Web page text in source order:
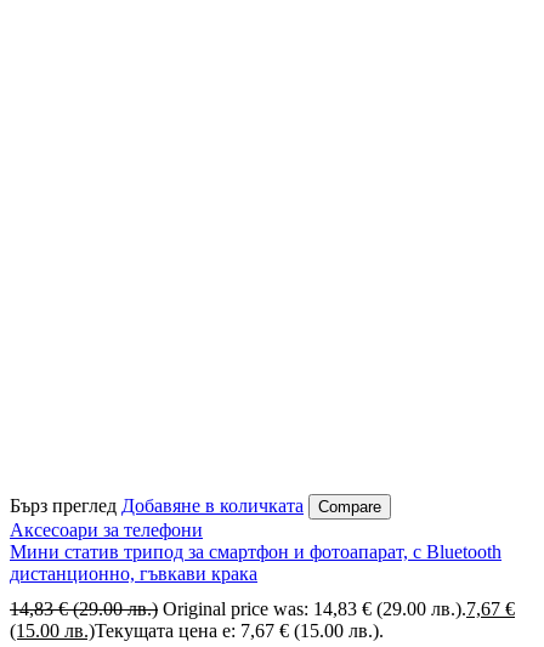
Бърз преглед Добавяне в количката Compare
Аксесоари за телефони
Мини статив трипод за смартфон и фотоапарат, с Bluetooth
дистанционно, гъвкави крака
14,83€ (29.00 лв.) Original price was: 14,83 € (29.00 лв.).7,67 €
(15.00 лв.)Текущата цена е: 7,67 € (15.00 лв.).